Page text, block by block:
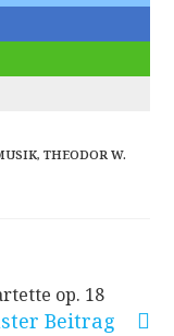
, THEODOR W.
op. 18
Beitrag